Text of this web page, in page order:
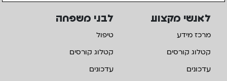
לאנשי מקצוע
מרכז מידע
קטלוג קורסים
עדכונים
לבני משפחה
טיפול
קטלוג קורסים
עדכונים